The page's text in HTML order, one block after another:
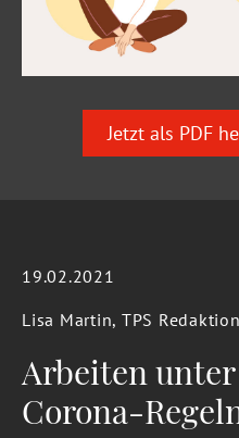
Jetzt als PDF
19.02.2021
Lisa Martin, TPS Redaktion
Arbeiten
Corona-